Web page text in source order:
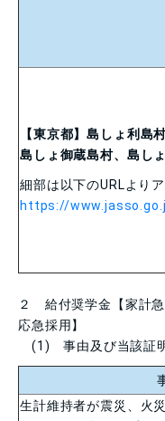
【東京都】島しょ利島
島しょ御蔵島村、島し
細部は以下のURLより
https://
２ 給付奨学金【家計急
応急採用】
(1) 事由及び当該証
生計維持者が震災、火